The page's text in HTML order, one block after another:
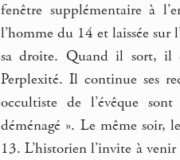
fenêtre supplémentaire à
l’homme du 14 et laissée
sa droite. Quand il sort, il
Perplexité. Il continue ses
occultiste de l’évêque
déménagé ». Le même soir,
13. L’historien l’invite à